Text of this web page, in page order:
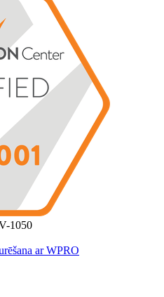
1050
ar WPRO